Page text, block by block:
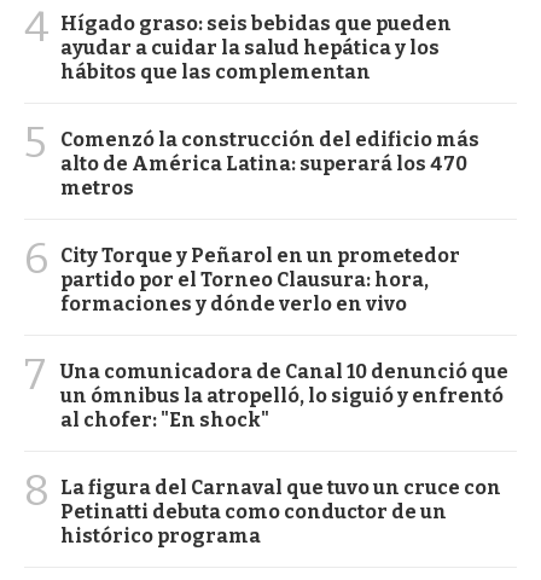
4 Hígado graso: seis bebidas que pueden
ayudar a cuidar la salud hepática y los
hábitos que las complementan
5
Comenzó la construcción del edificio más
alto de América Latina: superará los 470
metros
6
City Torque y Peñarol en un prometedor
partido por el Torneo Clausura: hora,
formaciones y dónde verlo en vivo
7
Una comunicadora de Canal 10 denunció que
un ómnibus la atropelló, lo siguió y enfrentó
al chofer: "En shock"
8
La figura del Carnaval que tuvo un cruce con
Petinatti debuta como conductor de un
histórico programa